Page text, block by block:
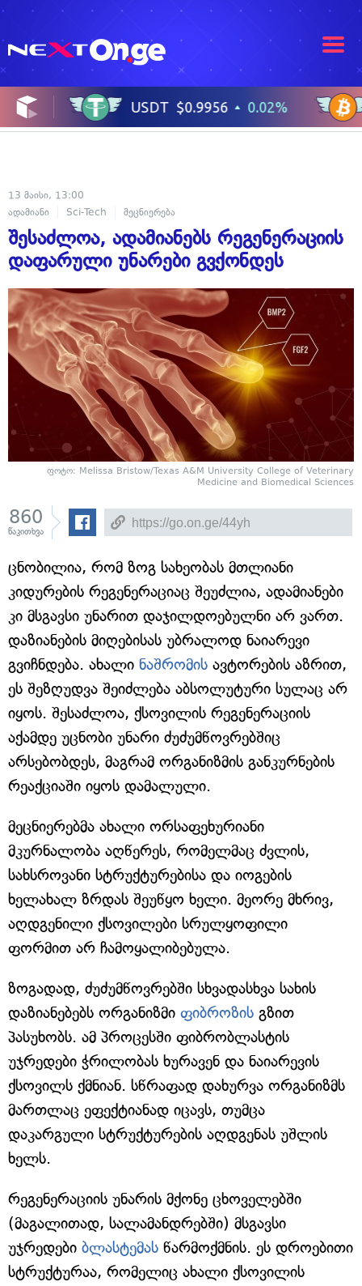
13 მაისი, 13:00
ადამიანი
Sci-Tech მეცნიერება
შესაძლოა, ადამიანებს რეგენერაციის
დაფარული უნარები გვქონდეს
ფოტო: Melissa Bristow/Texas A&M University College of Veterinary
Medicine and Biomedical Sciences
860
წაკითხვა
ცნობილია, რომ ზოგ სახეობას მთლიანი
კიდურების რეგენერაციაც შეუძლია, ადამიანები
კი მსგავსი უნარით დაჯილდოებულნი არ ვართ.
დაზიანების მიღებისას უბრალოდ ნაიარევი
გვიჩნდება. ახალი ნაშრომის ავტორების აზრით,
ეს შეზღუდვა შეიძლება აბსოლუტური სულაც არ
იყოს. შესაძლოა, ქსოვილის რეგენერაციის
აქამდე უცნობი უნარი ძუძუმწოვრებშიც
არსებობდეს, მაგრამ ორგანიზმის განკურნების
რეაქციაში იყოს დამალული.
მეცნიერებმა ახალი ორსაფეხურიანი
მკურნალობა აღწერეს, რომელმაც ძვლის,
სახსროვანი სტრუქტურებისა და იოგების
ხელახალ ზრდას შეუწყო ხელი. მეორე მხრივ,
აღდგენილი ქსოვილები სრულყოფილი
ფორმით არ ჩამოყალიბებულა.
ზოგადად, ძუძუმწოვრებში სხვადასხვა სახის
დაზიანებებს ორგანიზმი ფიბროზის გზით
პასუხობს. ამ პროცესში ფიბრობლასტის
უჯრედები ჭრილობას ხურავენ და ნაიარევის
ქსოვილს ქმნიან. სწრაფად დახურვა ორგანიზმს
მართლაც ეფექტიანად იცავს, თუმცა
დაკარგული სტრუქტურების აღდგენას უშლის
ხელს.
რეგენერაციის უნარის მქონე ცხოველებში
(მაგალითად, სალამანდრებში) მსგავსი
უჯრედები ბლასტემას წარმოქმნის. ეს დროებითი
სტრუქტურაა, რომელიც ახალი ქსოვილის